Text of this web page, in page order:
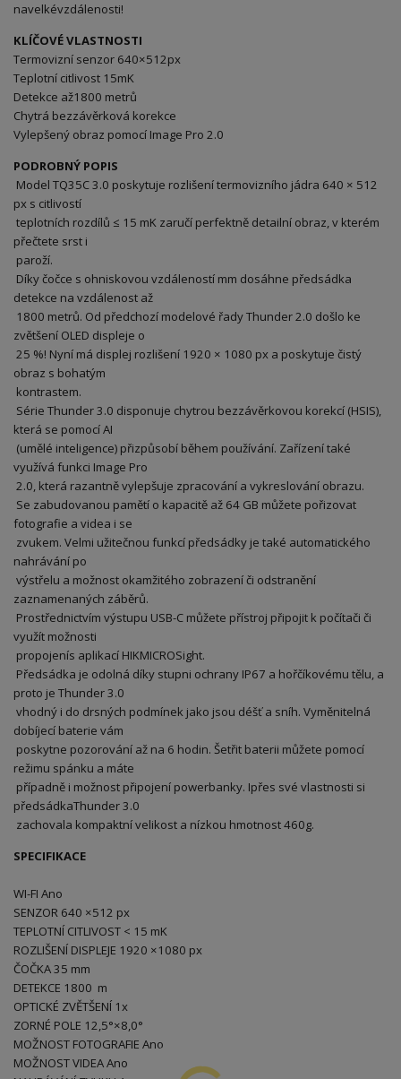
navelkévzdálenosti!
KLÍČOVÉ VLASTNOSTI
Termovizní senzor 640×512px
Teplotní citlivost 15mK
Detekce až1800 metrů
Chytrá bezzávěrková korekce
Vylepšený obraz pomocí Image Pro 2.0
PODROBNÝ POPIS
Model TQ35C 3.0 poskytuje rozlišení termovizního jádra 640 × 512
px s citlivostí
teplotních rozdílů ≤ 15 mK zaručí perfektně detailní obraz, v kterém
přečtete srst i
paroží.
Díky čočce s ohniskovou vzdáleností mm dosáhne předsádka
detekce na vzdálenost až
1800 metrů. Od předchozí modelové řady Thunder 2.0 došlo ke
zvětšení OLED displeje o
25 %! Nyní má displej rozlišení 1920 × 1080 px a poskytuje čistý
obraz s bohatým
kontrastem.
Série Thunder 3.0 disponuje chytrou bezzávěrkovou korekcí (HSIS),
která se pomocí AI
(umělé inteligence) přizpůsobí během používání. Zařízení také
využívá funkci Image Pro
2.0, která razantně vylepšuje zpracování a vykreslování obrazu.
Se zabudovanou pamětí o kapacitě až 64 GB můžete pořizovat
fotografie a videa i se
zvukem. Velmi užitečnou funkcí předsádky je také automatického
nahrávání po
výstřelu a možnost okamžitého zobrazení či odstranění
zaznamenaných záběrů.
Prostřednictvím výstupu USB-C můžete přístroj připojit k počítači či
využít možnosti
propojenís aplikací HIKMICROSight.
Předsádka je odolná díky stupni ochrany IP67 a hořčíkovému tělu, a
proto je Thunder 3.0
vhodný i do drsných podmínek jako jsou déšť a sníh. Vyměnitelná
dobíjecí baterie vám
poskytne pozorování až na 6 hodin. Šetřit baterii můžete pomocí
režimu spánku a máte
případně i možnost připojení powerbanky. Ipřes své vlastnosti si
předsádkaThunder 3.0
zachovala kompaktní velikost a nízkou hmotnost 460g.
SPECIFIKACE
WI-FI Ano
SENZOR 640 ×512 px
TEPLOTNÍ CITLIVOST < 15 mK
ROZLIŠENÍ DISPLEJE 1920 ×1080 px
ČOČKA 35 mm
DETEKCE 1800 m
OPTICKÉ ZVĚTŠENÍ 1x
ZORNÉ POLE 12,5°×8,0°
MOŽNOST FOTOGRAFIE Ano
MOŽNOST VIDEA Ano